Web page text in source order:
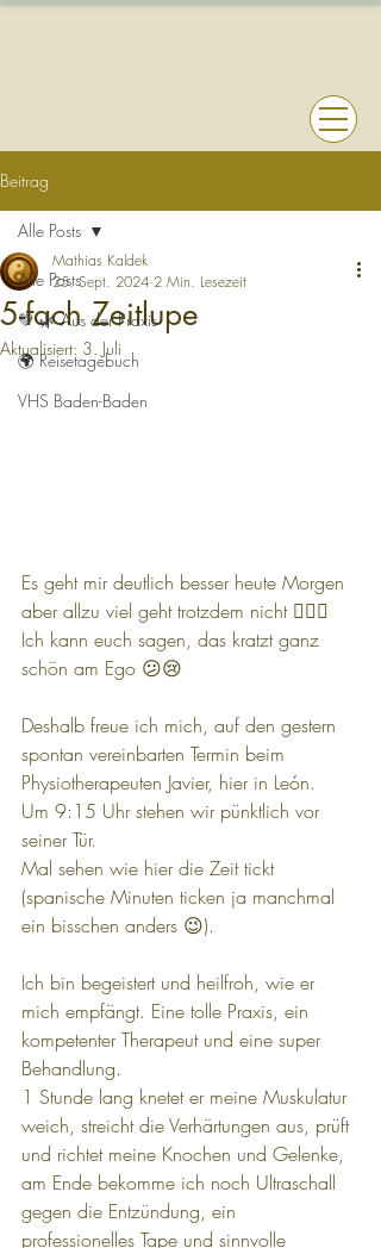
Beitrag
Alle Posts
💚 🌿 Aus der Praxis
🌍 Reisetagebuch
VHS Baden-Baden
Alle Posts
5-fach Zeitlupe
Mathias Kaldek
25. Sept. 2024 2 Min. Lesezeit
Aktualisiert: 3. Juli
Es geht mir deutlich besser heute Morgen
aber allzu viel geht trotzdem nicht 🤷🏻‍♀️
Ich kann euch sagen, das kratzt ganz
schön am Ego 😕😢
Deshalb freue ich mich, auf den gestern
spontan vereinbarten Termin beim
Physiotherapeuten Javier, hier in León.
Um 9:15 Uhr stehen wir pünktlich vor
seiner Tür.
Mal sehen wie hier die Zeit tickt
(spanische Minuten ticken ja manchmal
ein bisschen anders 😉).
Ich bin begeistert und heilfroh, wie er
mich empfängt. Eine tolle Praxis, ein
kompetenter Therapeut und eine super
Behandlung.
1 Stunde lang knetet er meine Muskulatur
weich, streicht die Verhärtungen aus, prüft
und richtet meine Knochen und Gelenke,
am Ende bekomme ich noch Ultraschall
gegen die Entzündung, ein
professionelles Tape und sinnvolle